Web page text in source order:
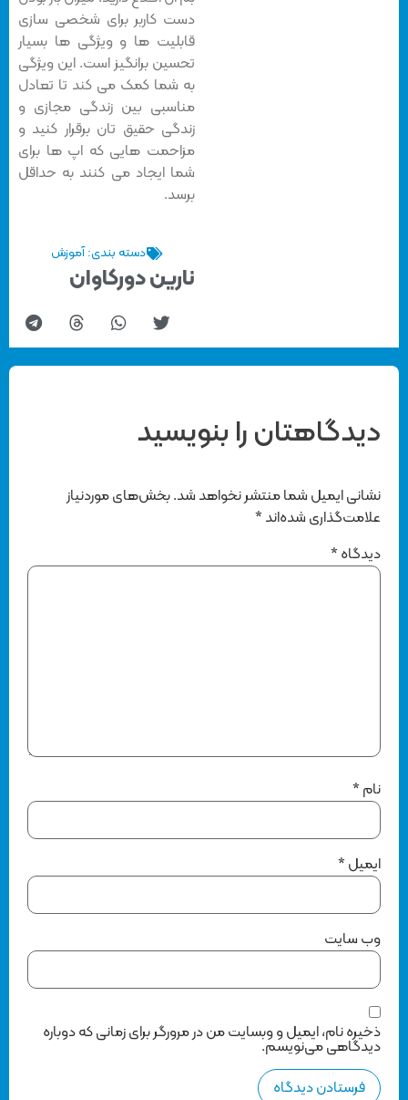
دست کاربر برای شخصی سازی
قابلیت ها و ویژگی ها بسیار
تحسین برانگیز است. این ویژگی
به شما کمک می کند تا تعادل
مناسبی بین زندگی مجازی و
زندگی حقیق تان برقرار کنید و
مزاحمت هایی که اپ ها برای
شما ایجاد می کنند به حداقل
برسد.
دسته بندی:آموزش
نارین دورکاوان
دیدگاهتان را بنویسید
نشانی ایمیل شما منتشر نخواهد شد. بخش‌های موردنیاز
علامت‌گذاری شده‌اند*
دیدگاه*
*
ایمیل*
وب‌ سایت
ذخیره نام، ایمیل و وبسایت من در مرورگر برای زمانی که دوباره
دیدگاهی می‌نویسم.